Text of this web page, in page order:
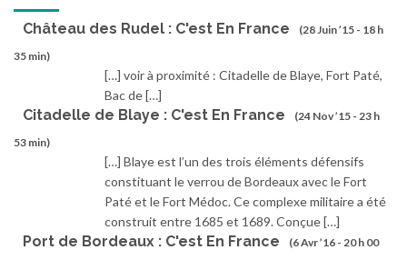
Château des Rudel : C'est En France
(28 Juin ’15 - 18 h
35 min)
[…] voir à proximité : Citadelle de Blaye, Fort Paté,
Bac de […]
Citadelle de Blaye : C'est En France
(24 Nov ’15 - 23 h
53 min)
[…] Blaye est l’un des trois éléments défensifs
constituant le verrou de Bordeaux avec le Fort
Paté et le Fort Médoc. Ce complexe militaire a été
construit entre 1685 et 1689. Conçue […]
Port de Bordeaux : C'est En France
(6 Avr ’16 - 20 h 00